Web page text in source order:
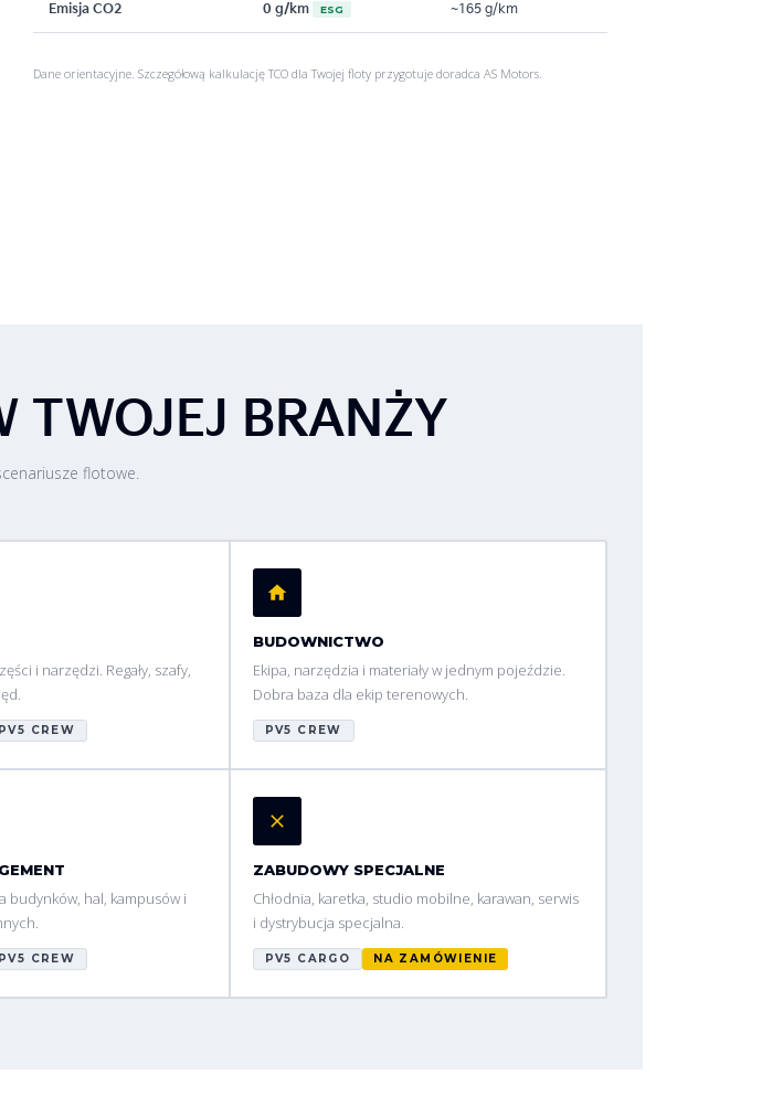
Emisja CO2 0 g/km ESG ~165 g/km
Dane orientacyjne. Szczegółową kalkulację TCO dla Twojej floty przygotuje doradca AS Motors.
TWOJEJ BRANŻY
flotowe.
i narzędzi. Regały, szafy,
PV5 CREW
BUDOWNICTWO
Ekipa, narzędzia i materiały w jednym pojeździe.
Dobra baza dla ekip terenowych.
PV5 CREW
budynków, hal, kampusów i
PV5 CREW
ZABUDOWY SPECJALNE
Chłodnia, karetka, studio mobilne, karawan, serwis
i dystrybucja specjalna.
PV5 CARGO NA ZAMÓWIENIE